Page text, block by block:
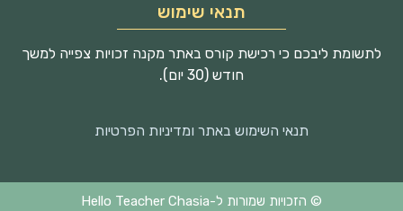
תנאי שימוש
לתשומת ליבכם כי רכישת קורס באתר מקנה זכויות צפייה למשך
חודש (30 יום).
תנאי השימוש באתר ומדיניות הפרטיות
© הזכויות שמורות ל-Hello Teacher Chasia